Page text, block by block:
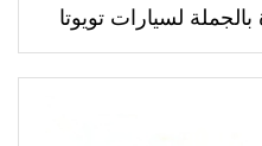
لسيارات تويوتا